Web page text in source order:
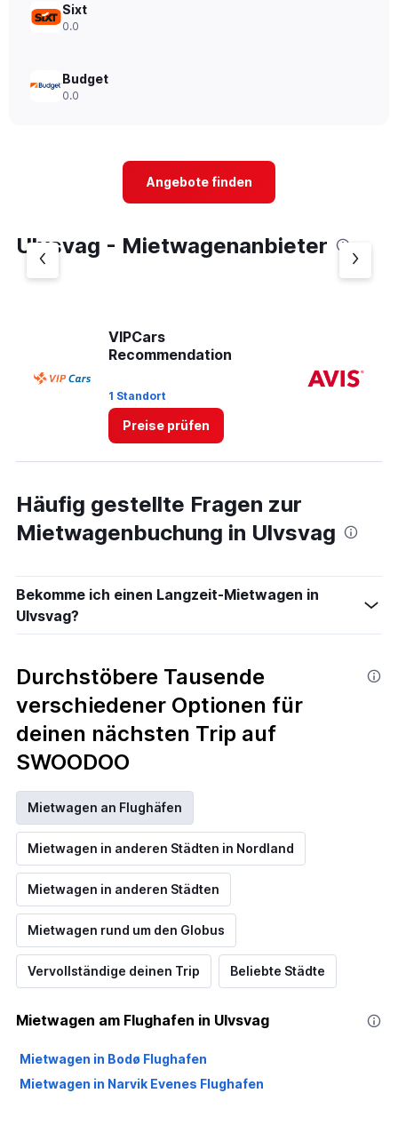
Sixt
0.0
Budget
0.0
Angebote finden
Ulvsvag - Mietwagenanbieter
VIPCars
Recommendation
1 Standort
Preise prüfen
Häufig gestellte Fragen zur
Mietwagenbuchung in Ulvsvag
Bekomme ich einen Langzeit-Mietwagen in
Ulvsvag?
Durchstöbere Tausende
verschiedener Optionen für
deinen nächsten Trip auf
SWOODOO
Mietwagen an Flughäfen
Mietwagen in anderen Städten in Nordland
Mietwagen in anderen Städten
Mietwagen rund um den Globus
Vervollständige deinen Trip Beliebte Städte
Mietwagen am Flughafen in Ulvsvag
Mietwagen in Bodø Flughafen
Mietwagen in Narvik Evenes Flughafen